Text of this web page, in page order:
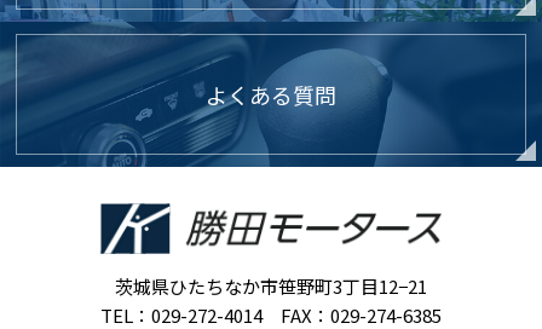
よくある質問
茨城県ひたちなか市笹野町3丁目12−21
TEL：029-272-4014 FAX：029-274-6385